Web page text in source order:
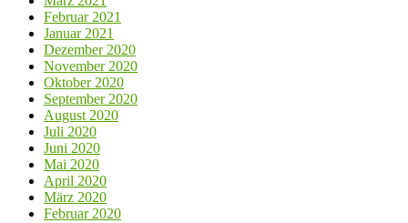
Februar 2021
Januar 2021
Dezember 2020
November 2020
Oktober 2020
September 2020
August 2020
Juli 2020
Juni 2020
Mai 2020
April 2020
März 2020
Februar 2020